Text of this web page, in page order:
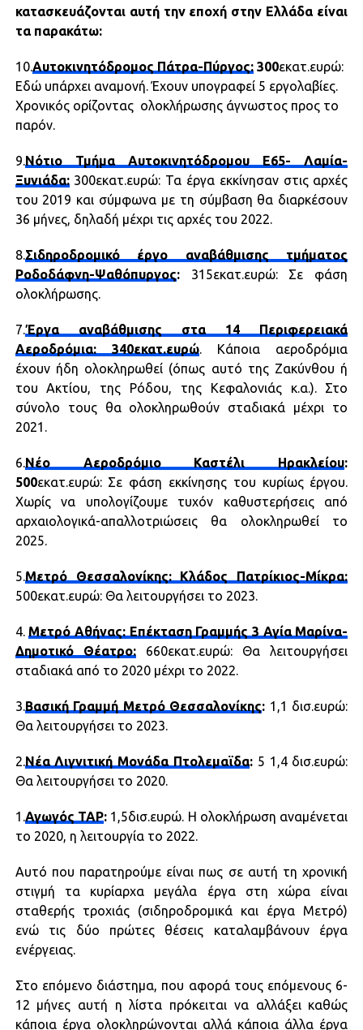
κατασκευάζονται αυτή την εποχή στην Ελλάδα είναι
τα παρακάτω:
10.Αυτοκινητόδρομος Πάτρα-Πύργος:300εκατ.ευρώ:
Εδώ υπάρχει αναμονή. Έχουν υπογραφεί 5 εργολαβίες.
Χρονικός ορίζοντας ολοκλήρωσης άγνωστος προς το
παρόν.
9.Νότιο Τμήμα Αυτοκινητόδρομου Ε65- Λαμία-
Ξυνιάδα:300εκατ.ευρώ: Τα έργα εκκίνησαν στις αρχές
του 2019 και σύμφωνα με τη σύμβαση θα διαρκέσουν
36 μήνες, δηλαδή μέχρι τις αρχές του 2022.
8.Σιδηροδρομικό έργο αναβάθμισης τμήματος
Ροδοδάφνη-Ψαθόπυργος:315εκατ.ευρώ: Σε φάση
ολοκλήρωσης.
7.Έργα αναβάθμισης στα 14 Περιφερειακά
Αεροδρόμια: 340εκατ.ευρώ. Κάποια αεροδρόμια
έχουν ήδη ολοκληρωθεί (όπως αυτό της Ζακύνθου ή
του Ακτίου, της Ρόδου, της Κεφαλονιάς κ.α.). Στο
σύνολο τους θα ολοκληρωθούν σταδιακά μέχρι το
2021.
6.Νέο Αεροδρόμιο Καστέλι Ηρακλείου:
500εκατ.ευρώ: Σε φάση εκκίνησης του κυρίως έργου.
Χωρίς να υπολογίζουμε τυχόν καθυστερήσεις από
αρχαιολογικά-απαλλοτριώσεις θα ολοκληρωθεί το
2025.
5.Μετρό Θεσσαλονίκης: Κλάδος Πατρίκιος-Μίκρα:
500εκατ.ευρώ: Θα λειτουργήσει το 2023.
4. Μετρό Αθήνας: Επέκταση Γραμμής 3 Αγία Μαρίνα-
Δημοτικό Θέατρο:660εκατ.ευρώ: Θα λειτουργήσει
σταδιακά από το 2020 μέχρι το 2022.
3.Βασική Γραμμή Μετρό Θεσσαλονίκης: 1,1 δισ.ευρώ:
Θα λειτουργήσει το 2023.
2.Νέα Λιγνιτική Μονάδα Πτολεμαϊδα:5 1,4 δισ.ευρώ:
Θα λειτουργήσει το 2020.
1.Αγωγός ΤΑΡ: 1,5δισ.ευρώ. Η ολοκλήρωση αναμένεται
το 2020, η λειτουργία το 2022.
Αυτό που παρατηρούμε είναι πως σε αυτή τη χρονική
στιγμή τα κυρίαρχα μεγάλα έργα στη χώρα είναι
σταθερής τροχιάς (σιδηροδρομικά και έργα Μετρό)
ενώ τις δύο πρώτες θέσεις καταλαμβάνουν έργα
ενέργειας.
Στο επόμενο διάστημα, που αφορά τους επόμενους 6-
12 μήνες αυτή η λίστα πρόκειται να αλλάξει καθώς
κάποια έργα ολοκληρώνονται αλλά κάποια άλλα έργα